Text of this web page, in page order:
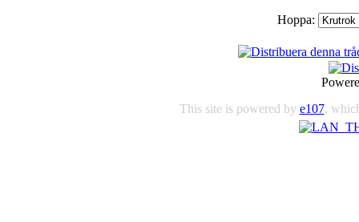
Hoppa:
This site is powered by e107,